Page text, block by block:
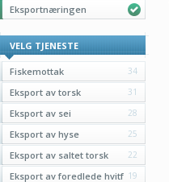
Eksportnæringen
VELG TJENESTE
Fiskemottak 34
Eksport av torsk 31
Eksport av sei 28
Eksport av hyse 25
Eksport av saltet torsk 22
Eksport av foredlede hvitf 19